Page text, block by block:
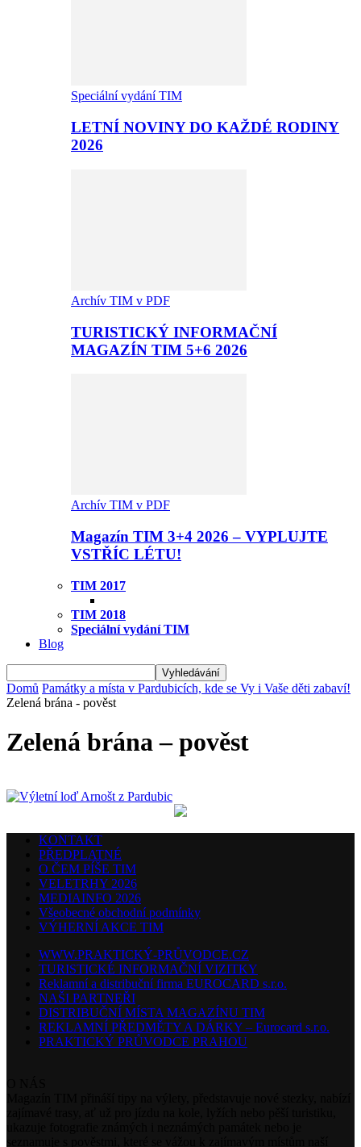
Speciální vydání TIM
LETNÍ NOVINY DO KAŽDÉ RODINY
2026
Archív TIM v PDF
TURISTICKÝ INFORMAČNÍ
MAGAZÍN TIM 5+6 2026
Archív TIM v PDF
Magazín TIM 3+4 2026 – VYPLUJTE
VSTŘÍC LÉTU!
TIM 2017
TIM 2018
Speciální vydání TIM
Blog
Domů Památky a místa v Pardubicích, kde se Vy i Vaše děti zabaví!
Zelená brána - pověst
Zelená brána – pověst
KONTAKT
PŘEDPLATNÉ
O ČEM PÍŠE TIM
VELETRHY 2026
MEDIAINFO 2026
Všeobecné obchodní podmínky
VÝHERNÍ AKCE TIM
WWW.PRAKTICKÝ-PRŮVODCE.CZ
TURISTICKÉ INFORMAČNÍ VIZITKY
Reklamní a distribuční firma EUROCARD s.r.o.
NAŠI PARTNEŘI
DISTRIBUČNÍ MÍSTA MAGAZÍNU TIM
REKLAMNÍ PŘEDMĚTY A DÁRKY – Eurocard s.r.o.
PRAKTICKÝ PRŮVODCE PRAHOU